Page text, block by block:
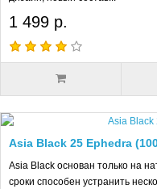
1 499 р.
Asia Black 25 Ephedra
Asia Black основан только на
сроки способен устранить